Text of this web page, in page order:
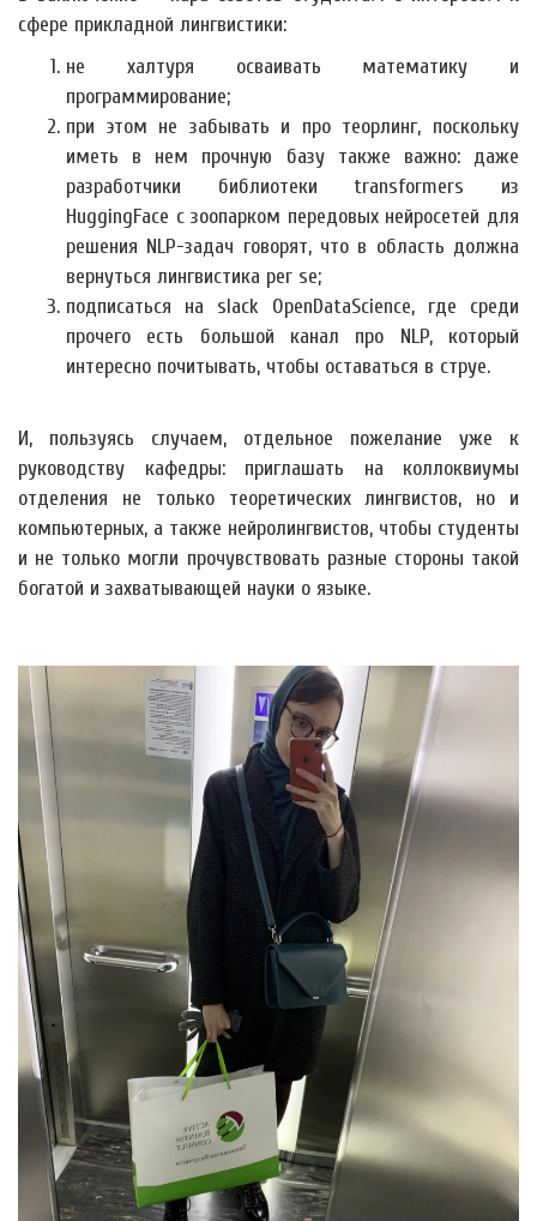
сфере прикладной лингвистики:
не халтуря осваивать математику и
программирование;
при этом не забывать и про теорлинг, поскольку
иметь в нем прочную базу также важно: даже
разработчики библиотеки transformers из
HuggingFace с зоопарком передовых нейросетей для
решения NLP-задач говорят, что в область должна
вернуться лингвистика per se;
подписаться на slack OpenDataScience, где среди
прочего есть большой канал про NLP, который
интересно почитывать, чтобы оставаться в струе.
И, пользуясь случаем, отдельное пожелание уже к
руководству кафедры: приглашать на коллоквиумы
отделения не только теоретических лингвистов, но и
компьютерных, а также нейролингвистов, чтобы студенты
и не только могли прочувствовать разные стороны такой
богатой и захватывающей науки о языке.